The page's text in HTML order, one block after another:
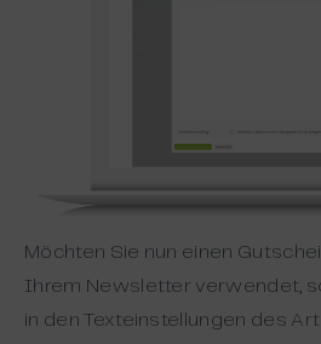
Möchten Sie nun einen
Ihrem Newsletter verwendet,
in den Texteinstellungen des